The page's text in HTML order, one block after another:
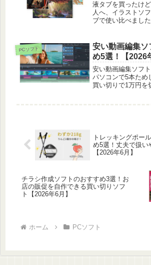
液タブを買ったけ
人へ、イラストソ
ブで使い比べまし
PCソフト
安い動画編集
め5選！【2026
安い動画編集ソフ
パソコンで5本ため
買い切りで1万円を
トレッキングポー
め5選！丈夫で扱い
【2026年6月】
チラシ作成ソフトのおすすめ3選！お
店の販促を自作できる買い切りソフ
ト【2026年6月】
ホーム PCソフト